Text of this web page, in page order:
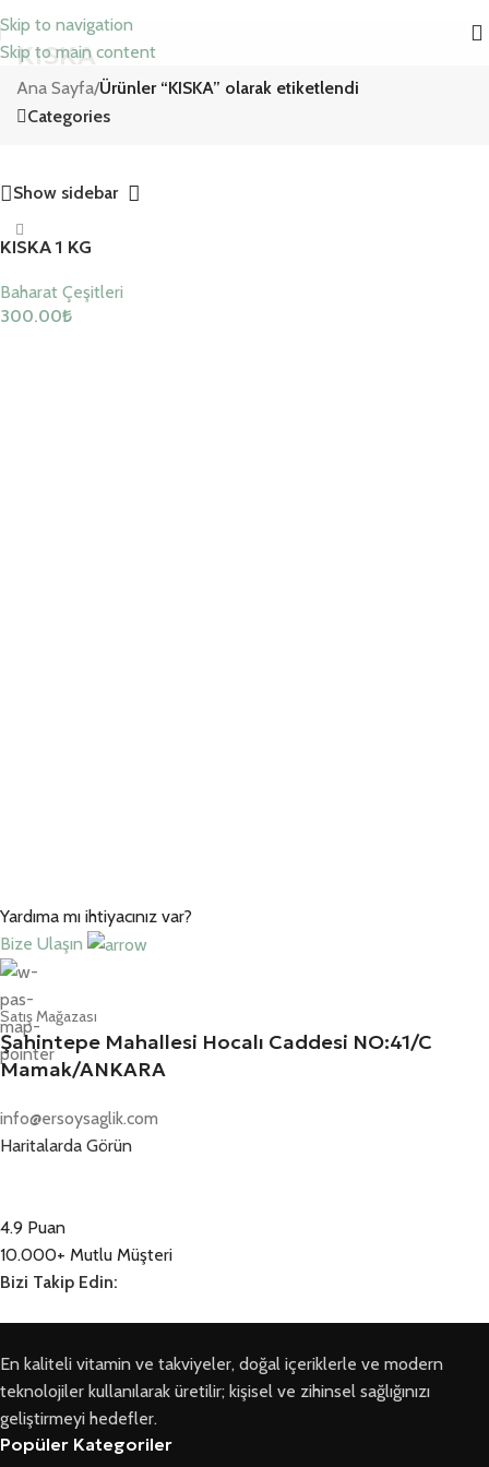
Skip to navigation
Skip to main content
KISKA
Ana Sayfa/Ürünler “KISKA” olarak etiketlendi
Categories
Show sidebar
KISKA 1 KG
Baharat Çeşitleri
300.00₺
Yardıma mı ihtiyacınız var?
Bize Ulaşın
Satış Mağazası
Şahintepe Mahallesi Hocalı Caddesi NO:41/C
Mamak/ANKARA
info@ersoysaglik.com
Haritalarda Görün
4.9 Puan
10.000+ Mutlu Müşteri
Bizi Takip Edin:
En kaliteli vitamin ve takviyeler, doğal içeriklerle ve modern
teknolojiler kullanılarak üretilir; kişisel ve zihinsel sağlığınızı
geliştirmeyi hedefler.
Popüler Kategoriler